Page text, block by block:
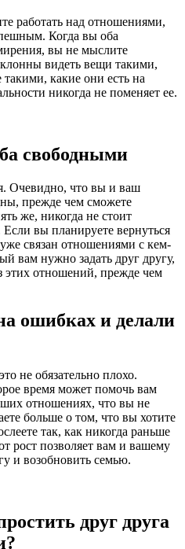
работать над отношениями,
Когда вы оба
вы не мыслите
видеть вещи такими,
какие они есть на
никогда не поменяет ее.
свободными
Очевидно, что вы и ваш
прежде чем сможете
же, никогда не стоит
вы планируете вернуться
связан отношениями с кем-
вам нужно задать друг другу,
этих отношений, прежде чем
ошибках и делали
не обязательно плохо.
время может помочь вам
отношениях, что вы не
больше о том, что вы хотите
так, как никогда раньше
рост позволяет вам и вашему
и возобновить семью.
друг друга